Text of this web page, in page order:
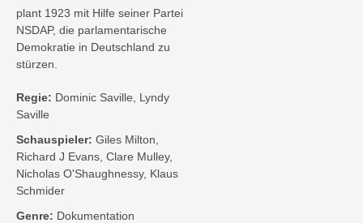
plant 1923 mit Hilfe seiner Partei
NSDAP, die parlamentarische
Demokratie in Deutschland zu
stürzen.
Regie: Dominic Saville, Lyndy
Saville
Schauspieler: Giles Milton,
Richard J Evans, Clare Mulley,
Nicholas O'Shaughnessy, Klaus
Schmider
Genre: Dokumentation